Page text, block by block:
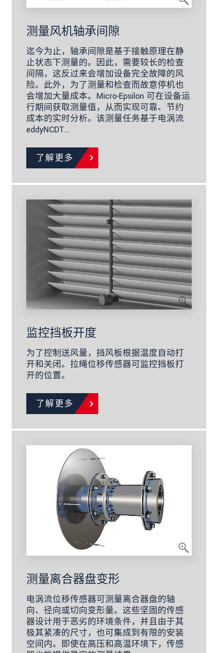
测量风机轴承间隙
迄今为止，轴承间隙是基于接触原理在静
止状态下测量的。因此，需要较长的检查
间隔，这反过来会增加设备完全故障的风
险。此外，为了测量和检查而故意停机也
会增加大量成本。Micro-Epsilon 可在设备运
行期间获取测量值，从而实现可靠、节约
成本的实时分析。该测量任务基于电涡流
eddyNCDT…
了解更多
监控挡板开度
为了控制送风量，挡风板根据温度自动打
开和关闭。拉绳位移传感器可监控挡板打
开的位置。
了解更多
测量离合器盘变形
电涡流位移传感器可测量离合器盘的轴
向、径向或切向变形量。这些坚固的传感
器设计用于恶劣的环境条件，并且由于其
极其紧凑的尺寸，也可集成到有限的安装
空间内。即使在高压和高温环境下，传感